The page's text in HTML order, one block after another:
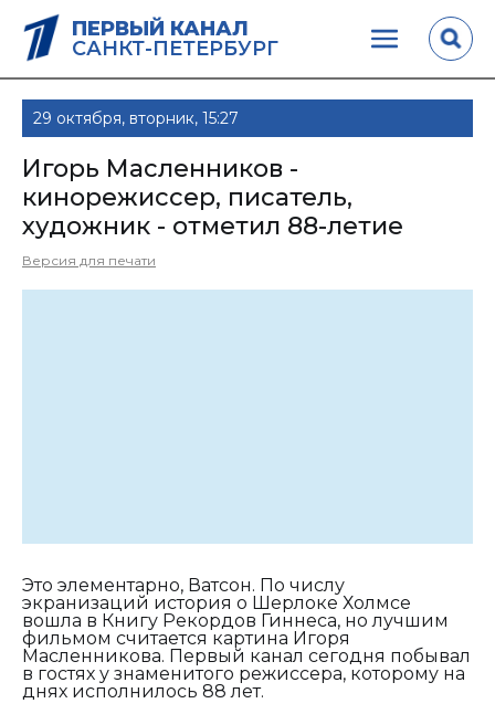
ПЕРВЫЙ КАНАЛ
САНКТ-ПЕТЕРБУРГ
29 октября, вторник, 15:27
Игорь Масленников -
кинорежиссер, писатель,
художник - отметил 88-летие
Версия для печати
Это элементарно, Ватсон. По числу
экранизаций история о Шерлоке Холмсе
вошла в Книгу Рекордов Гиннеса, но лучшим
фильмом считается картина Игоря
Масленникова. Первый канал сегодня побывал
в гостях у знаменитого режиссера, которому на
днях исполнилось 88 лет.